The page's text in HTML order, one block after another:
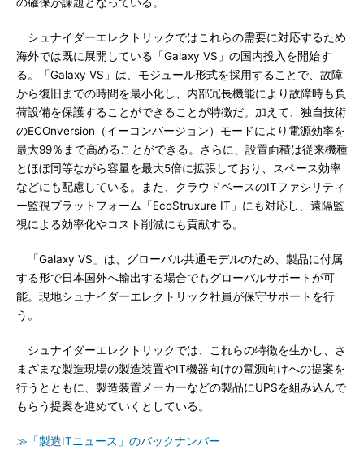
シュナイダーエレクトリックではこれらの需要に対応するため
海外では既に展開している「Galaxy VS」の国内投入を開始す
る。「Galaxy VS」は、モジュール形式を採用することで、故障
から復旧までの時間を最小化し、内部冗長機能により故障時も負
荷設備を保護することができることが特徴だ。加えて、独自技術
のECOnversion（イーコンバージョン）モードにより電源効率を
最大99％まで高めることができる。さらに、設置面積は従来機種
とほぼ同等ながら容量を最大5倍に拡張しており、スペース効率
などにも配慮している。また、クラウドベースのITファシリティ
ー監視プラットフォーム「EcoStruxure IT」にも対応し、遠隔監
視による効率化やコスト削減にも貢献する。
「Galaxy VS」は、グローバル共通モデルのため、製品に付属
する形で日本国外へ輸出する場合でもグローバルサポートが可
能。現地シュナイダーエレクトリック社員が保守サポートを行
う。
シュナイダーエレクトリックでは、これらの特徴を生かし、さ
まざまな製造現場の製造装置やIT機器向けの電源向けへの提案を
行うとともに、製造装置メーカーなどの製品にUPSを組み込んで
もらう提案を進めていくとしている。
≫「製造ITニュース」のバックナンバー